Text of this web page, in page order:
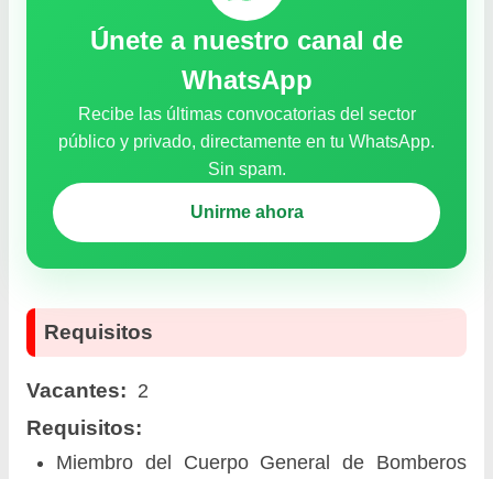
Únete a nuestro canal de
WhatsApp
Recibe las últimas convocatorias del sector
público y privado, directamente en tu WhatsApp.
Sin spam.
Unirme ahora
Requisitos
Vacantes: 2
Requisitos:
Miembro del Cuerpo General de Bomberos